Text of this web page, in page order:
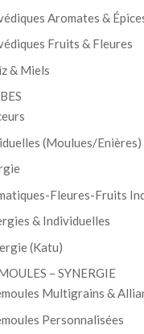
Aromates &
Fruits & Fleures
& Miels
(Moulues/Enières)
Fleures-Fruits
& Individuelles
(Katu)
– SYNERGIE
Multigrains &
Personnalisées